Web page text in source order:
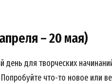
– 20 мая)
день для творческих
что-то новое или